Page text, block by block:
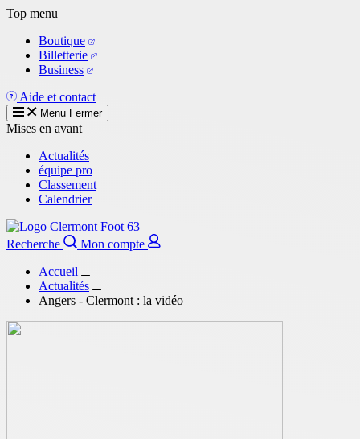
Aller
contenu
principal
Top menu
Boutique
Billetterie
Business
Aide et contact
Menu Fermer
Mises en avant
Actualités
équipe pro
Classement
Calendrier
Recherche
Mon compte
Accueil
Actualités
Angers - Clermont : la vidéo